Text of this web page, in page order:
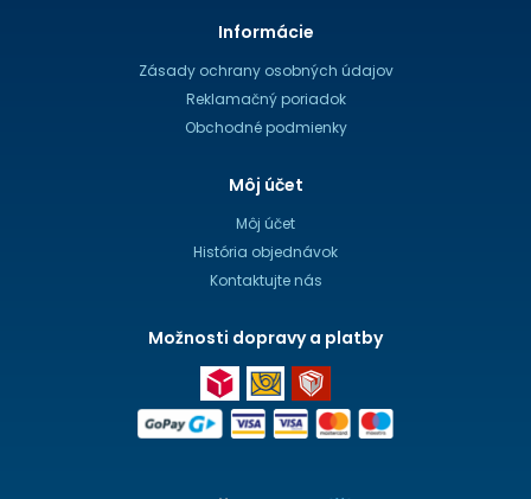
Informácie
Zásady ochrany osobných údajov
Reklamačný poriadok
Obchodné podmienky
Môj účet
Môj účet
História objednávok
Kontaktujte nás
Možnosti dopravy a platby